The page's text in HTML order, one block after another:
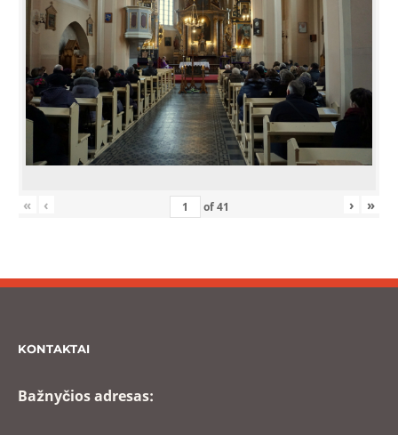
« ‹ of41 › »
KONTAKTAI
Bažnyčios adresas: